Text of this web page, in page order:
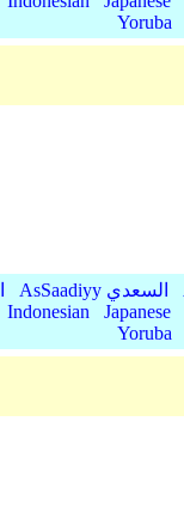
Yoruba
AsSaadiyy السعدي
Indonesian Japanese
Yoruba